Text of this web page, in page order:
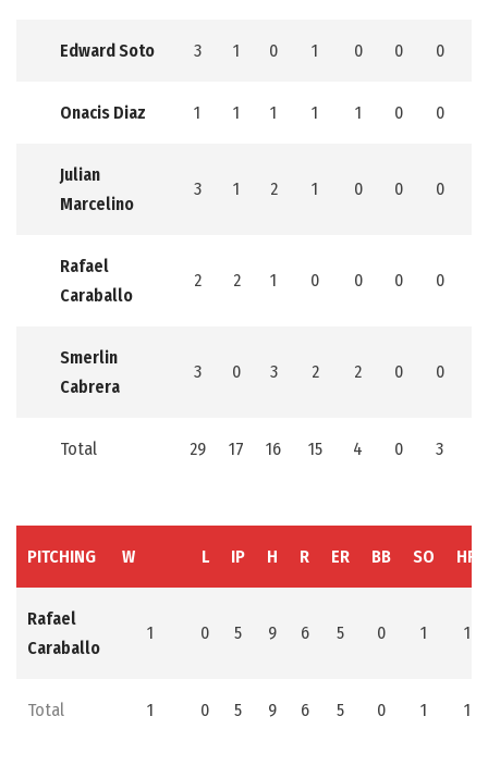
Edward Soto 3 1 0 1 0 0 0
Onacis Diaz 1 1 1 1 1 0 0
Julian
Marcelino
3 1 2 1 0 0 0
Rafael
Caraballo
2 2 1 0 0 0 0
Smerlin
Cabrera
3 0 3 2 2 0 0
Total 29 17 16 15 4 0 3
PITCHING W L IP H R ER BB SO HR
Rafael
Caraballo
1 0 5 9 6 5 0 1 1
Total 1 0 5 9 6 5 0 1 1